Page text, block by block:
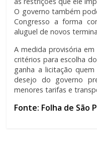
O governo também
Congresso a forma
aluguel de novos
A medida provisória
critérios para escolha
ganha a licitação
desejo do governo
menores tarifas e
Fonte: Folha de São